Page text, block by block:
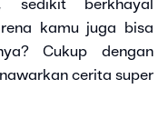
berkhayal
kamu juga bisa
Cukup dengan
cerita super